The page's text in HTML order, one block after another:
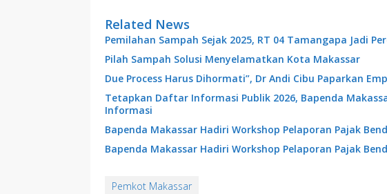
Related News
Pemilahan Sampah Sejak 2025, RT 04 Tamangapa Jadi
Pilah Sampah Solusi Menyelamatkan Kota Makassar
Due Process Harus Dihormati”, Dr Andi Cibu Paparkan
Tetapkan Daftar Informasi Publik 2026, Bapenda
Informasi
Bapenda Makassar Hadiri Workshop Pelaporan Pajak
Bapenda Makassar Hadiri Workshop Pelaporan Pajak
Pemkot Makassar